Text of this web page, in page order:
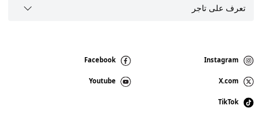
تعرف على تاجر
Instagram
Facebook
X.com
Youtube
TikTok